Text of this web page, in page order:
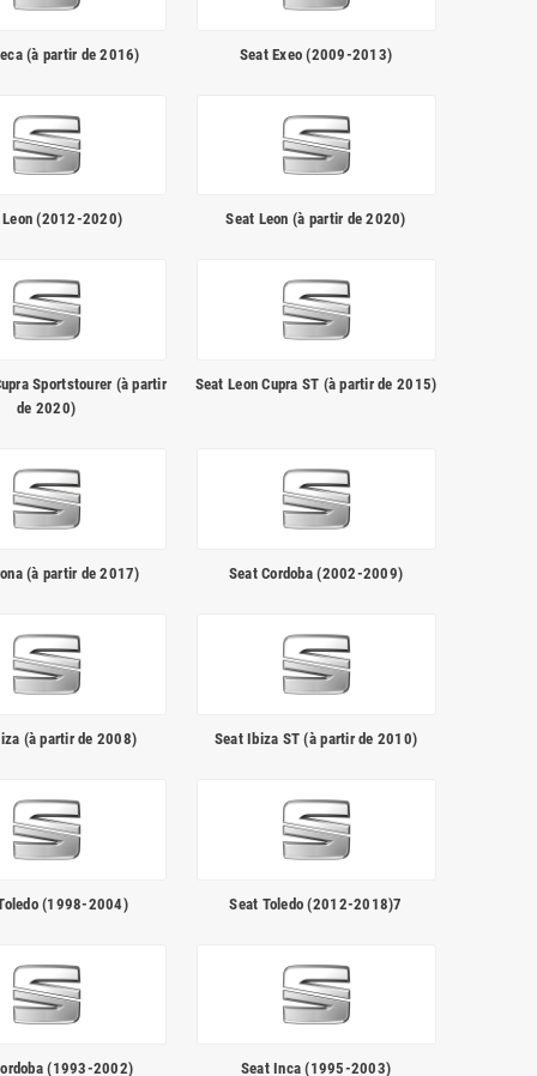
(à partir de 2016) Seat Exeo (2009-2013)
Leon (2012-2020) Seat Leon (à partir de 2020)
Sportstourer (à partir
de 2020)
Seat Leon Cupra ST (à partir de 2015)
(à partir de 2017) Seat Cordoba (2002-2009)
(à partir de 2008) Seat Ibiza ST (à partir de 2010)
(1998-2004) Seat Toledo (2012-2018)7
(1993-2002) Seat Inca (1995-2003)